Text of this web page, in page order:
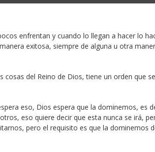
enfrentan y cuando lo llegan a hacer lo
exitosa, siempre de alguna u otra
del Reino de Dios, tiene un orden que
eso, Dios espera que la dominemos, es
eso quiere decir que esta nunca se irá,
pero el requisito es que la dominemos